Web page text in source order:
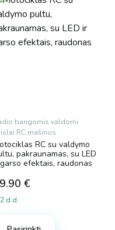
bangomis valdomi
RC mašinos
RC su valdymo
pakraunamas, su LED
efektais, raudonas
€
d.d.